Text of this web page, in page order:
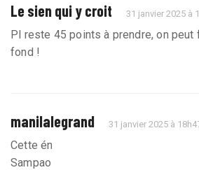
Le sien qui y croit 31 janvier 2025 à
Pl reste 45 points à prendre, on peut
fond !
manilalegrand 31 janvier 2025 à
Cette énergie positive, c’est ce qu’on
Sampaoli mais elle n’est jamais venue.